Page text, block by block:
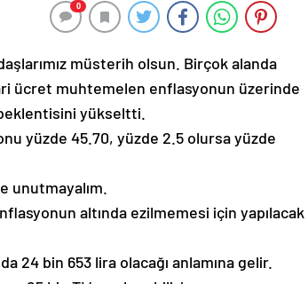
0
müsterih olsun. Birçok alanda
ücret muhtemelen enflasyonun üzerinde
beklentisini yükseltti.
yüzde 45.70, yüzde 2.5 olursa yüzde
unutmayalım.
altında ezilmemesi için yapılacak
24 bin 653 lira olacağı anlamına gelir.